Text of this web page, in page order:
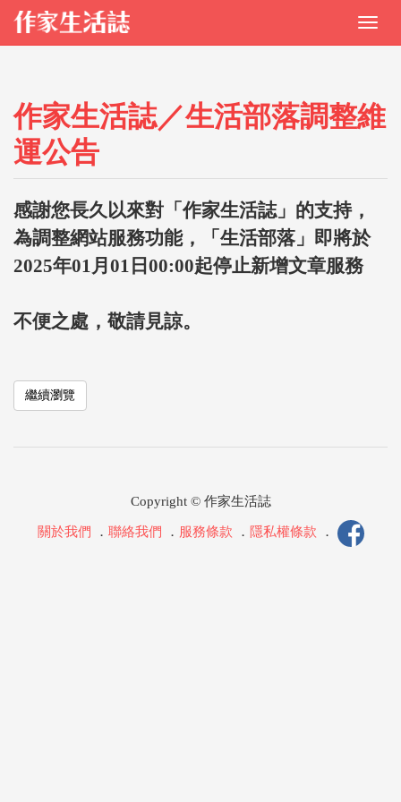
作家生活誌／生活部落調整維
運公告
感謝您長久以來對「作家生活誌」的支持，
為調整網站服務功能，「生活部落」即將於
2025年01月01日00:00起停止新增文章服務
不便之處，敬請見諒。
繼續瀏覽
Copyright © 作家生活誌
關於我們 ． 聯絡我們 ． 服務條款 ． 隱私權條款 ．